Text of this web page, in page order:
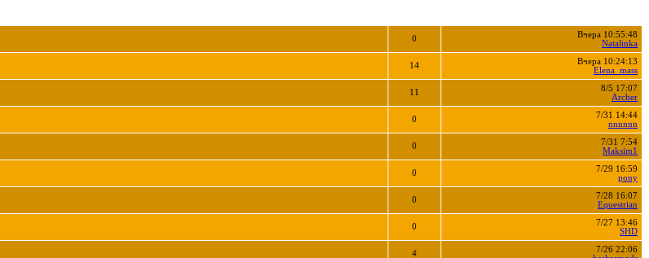
0
Вчера 10:55:48
Natalinka
14
Вчера 10:24:13
Elena_mass
11
8/5 17:07
Archer
0
7/31 14:44
nnnnnn
0
7/31 7:54
Maksim1
0
7/29 16:59
pony
0
7/28 16:07
Equestrian
0
7/27 13:46
SHD
4
7/26 22:06